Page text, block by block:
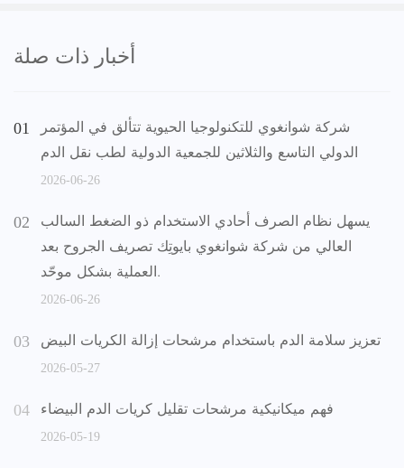
أخبار ذات صلة
شركة شوانغوي للتكنولوجيا الحيوية تتألق في المؤتمر
الدولي التاسع والثلاثين للجمعية الدولية لطب نقل الدم
2026-06-26
يسهل نظام الصرف أحادي الاستخدام ذو الضغط السالب
العالي من شركة شوانغوي بايوتِك تصريف الجروح بعد
العملية بشكل موحّد.
2026-06-26
تعزيز سلامة الدم باستخدام مرشحات إزالة الكريات البيض
2026-05-27
فهم ميكانيكية مرشحات تقليل كريات الدم البيضاء
2026-05-19